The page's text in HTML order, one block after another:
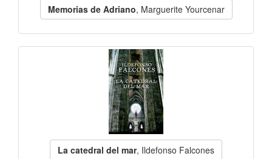
Memorias de Adriano, Marguerite Yourcenar
La catedral del mar, Ildefonso Falcones